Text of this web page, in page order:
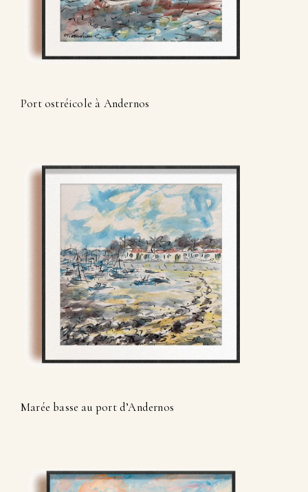
Port ostréicole à Andernos
Marée basse au port d’Andernos